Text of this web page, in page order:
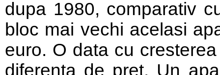
dupa 1980, comparativ
bloc mai vechi acelasi
euro. O data cu
diferenta de pret. Un